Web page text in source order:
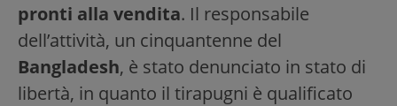
pronti alla vendita. Il responsabile
dell’attività, un cinquantenne del
Bangladesh, è stato denunciato in stato di
libertà, in quanto il tirapugni è qualificato